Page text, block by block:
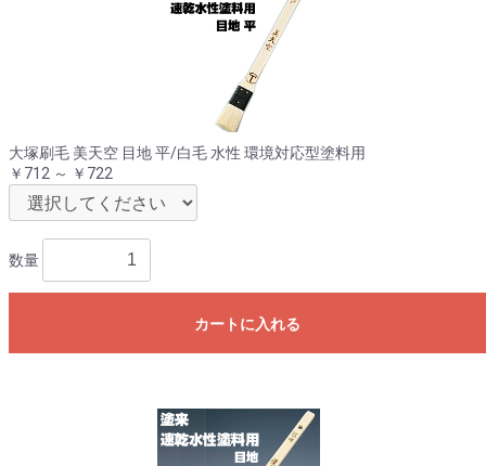
大塚刷毛 美天空 目地 平/白毛 水性 環境対応型塗料用
￥712 ～ ￥722
数量
カートに入れる